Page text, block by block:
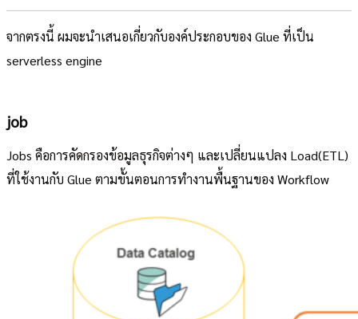
จากตรงนี้ ผมจะนำเสนอเกี่ยวกับองค์ประกอบของ Glue ที่เป็น
serverless engine
job
Jobs คือการคัดกรองข้อมูลธุรกิจต่างๆ และเปลี่ยนแปลง Load(ETL)
ที่ใช้งานกับ Glue ตามขั้นตอนการทำงานพื้นฐานของ Workflow